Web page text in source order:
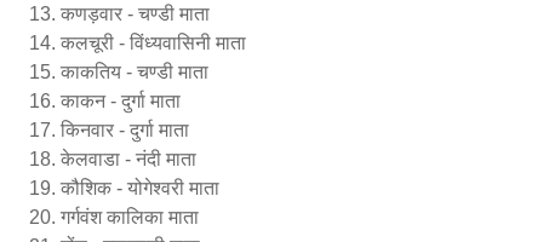
कणड़वार - चण्डी माता
कलचूरी - विंध्यवासिनी माता
काकतिय - चण्डी माता
काकन - दुर्गा माता
किनवार - दुर्गा माता
केलवाडा - नंदी माता
कौशिक - योगेश्वरी माता
गर्गवंश कालिका माता